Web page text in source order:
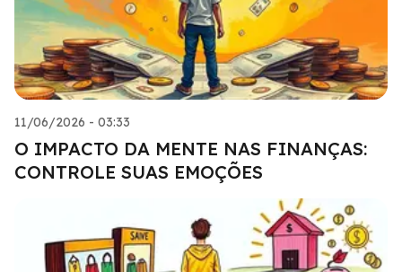
11/06/2026 - 03:33
O IMPACTO DA MENTE NAS FINANÇAS:
CONTROLE SUAS EMOÇÕES